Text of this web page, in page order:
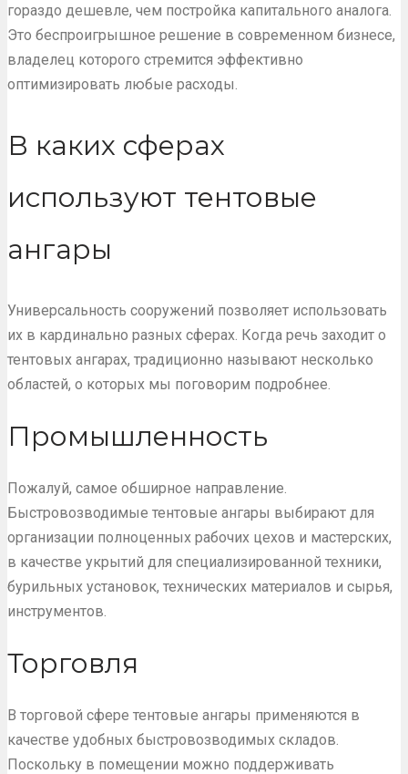
гораздо дешевле, чем постройка капитального аналога.
Это беспроигрышное решение в современном бизнесе,
владелец которого стремится эффективно
оптимизировать любые расходы.
В каких сферах
используют тентовые
ангары
Универсальность сооружений позволяет использовать
их в кардинально разных сферах. Когда речь заходит о
тентовых ангарах, традиционно называют несколько
областей, о которых мы поговорим подробнее.
Промышленность
Пожалуй, самое обширное направление.
Быстровозводимые тентовые ангары выбирают для
организации полноценных рабочих цехов и мастерских,
в качестве укрытий для специализированной техники,
бурильных установок, технических материалов и сырья,
инструментов.
Торговля
В торговой сфере тентовые ангары применяются в
качестве удобных быстровозводимых складов.
Поскольку в помещении можно поддерживать